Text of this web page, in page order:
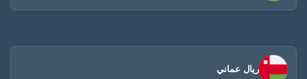
ريال عماني